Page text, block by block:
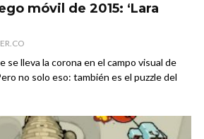
móvil de 2015: ‘Lara
se lleva la corona en el campo visual de
no solo eso: también es el puzzle del